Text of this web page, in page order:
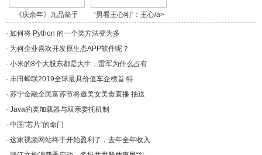
《庆余年》九品箭手
“男看王心刚”：王心/a>
· 如何将 Python 的一个类方法变为多
· 为何企业喜欢开发原生态APP软件呢？
· 小米的8个大股东都是大牛，雷军为什么占有
· 丰田蝉联2019全球最具价值车企榜首 特
· 苏宁金融全民富苏节将邀美女美食直播 抽送
· Java的类加载器与双亲委托机制
· 中国“芯片”的命门
· 这家视频网站终于开始盈利了，去年全年收入